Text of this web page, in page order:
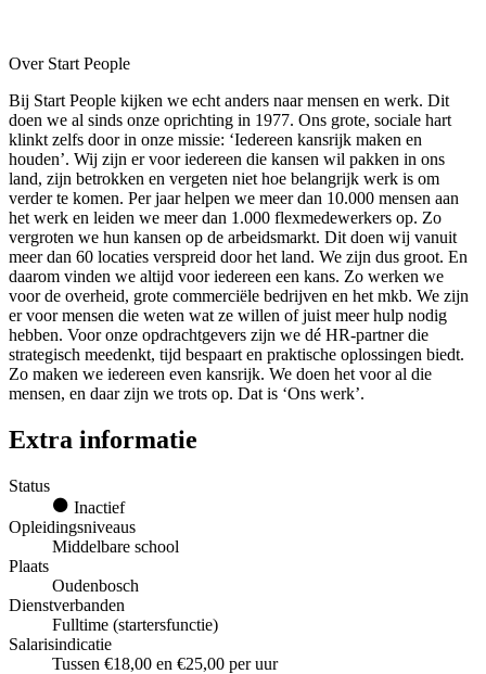
Over Start People
Bij Start People kijken we echt anders naar mensen en werk. Dit
doen we al sinds onze oprichting in 1977. Ons grote, sociale hart
klinkt zelfs door in onze missie: ‘Iedereen kansrijk maken en
houden’. Wij zijn er voor iedereen die kansen wil pakken in ons
land, zijn betrokken en vergeten niet hoe belangrijk werk is om
verder te komen. Per jaar helpen we meer dan 10.000 mensen aan
het werk en leiden we meer dan 1.000 flexmedewerkers op. Zo
vergroten we hun kansen op de arbeidsmarkt. Dit doen wij vanuit
meer dan 60 locaties verspreid door het land. We zijn dus groot. En
daarom vinden we altijd voor iedereen een kans. Zo werken we
voor de overheid, grote commerciële bedrijven en het mkb. We zijn
er voor mensen die weten wat ze willen of juist meer hulp nodig
hebben. Voor onze opdrachtgevers zijn we dé HR-partner die
strategisch meedenkt, tijd bespaart en praktische oplossingen biedt.
Zo maken we iedereen even kansrijk. We doen het voor al die
mensen, en daar zijn we trots op. Dat is ‘Ons werk’.
Extra informatie
Status
Inactief
Opleidingsniveaus
Middelbare school
Plaats
Oudenbosch
Dienstverbanden
Fulltime (startersfunctie)
Salarisindicatie
Tussen €18,00 en €25,00 per uur